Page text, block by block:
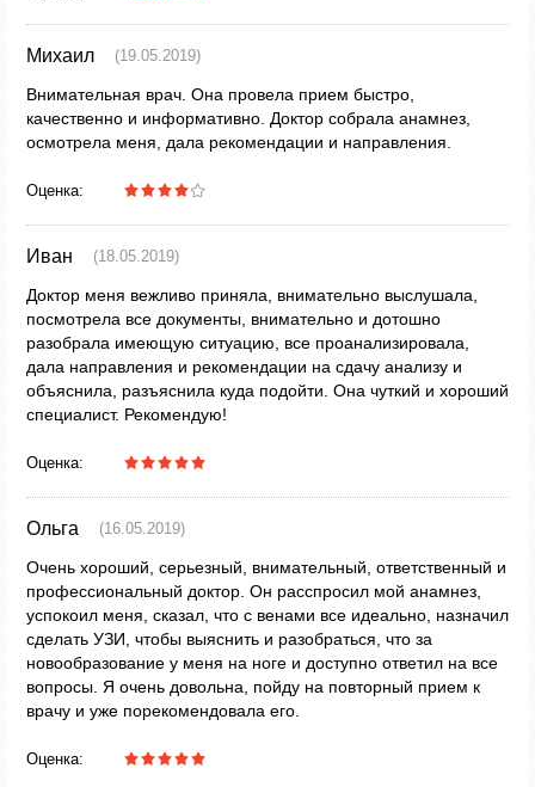
Михаил (19.05.2019)
Внимательная врач. Она провела прием быстро,
качественно и информативно. Доктор собрала анамнез,
осмотрела меня, дала рекомендации и направления.
Оценка:
Иван (18.05.2019)
Доктор меня вежливо приняла, внимательно выслушала,
посмотрела все документы, внимательно и дотошно
разобрала имеющую ситуацию, все проанализировала,
дала направления и рекомендации на сдачу анализу и
объяснила, разъяснила куда подойти. Она чуткий и хороший
специалист. Рекомендую!
Оценка:
Ольга (16.05.2019)
Очень хороший, серьезный, внимательный, ответственный и
профессиональный доктор. Он расспросил мой анамнез,
успокоил меня, сказал, что с венами все идеально, назначил
сделать УЗИ, чтобы выяснить и разобраться, что за
новообразование у меня на ноге и доступно ответил на все
вопросы. Я очень довольна, пойду на повторный прием к
врачу и уже порекомендовала его.
Оценка: